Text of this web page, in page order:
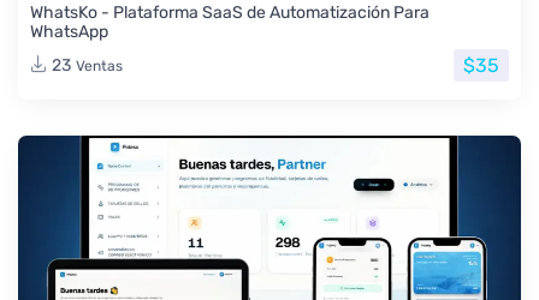
WhatsKo - Plataforma SaaS de Automatización Para
WhatsApp
23 Ventas $35